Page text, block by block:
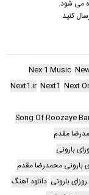
می شود.
کنید.
Nex 1 Music
Next
Next1
Next1.ir
Song Of Roozaye
مقدم
بارونی
بارونی محمدرضا مقدم
بارونی دانلود آهنگ